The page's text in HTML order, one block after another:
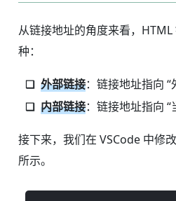
从链接地址的角度来看，
种：
外部链接：链接地址指向 “
内部链接：链接地址指向 “
接下来，我们在 VSCode 中修
所示。